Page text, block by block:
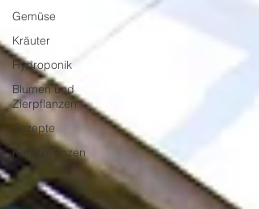
Gemüse
Kräuter
Hydroponik
Blumen und
Zierpflanzen
Rezepte
Kunstpflanzen